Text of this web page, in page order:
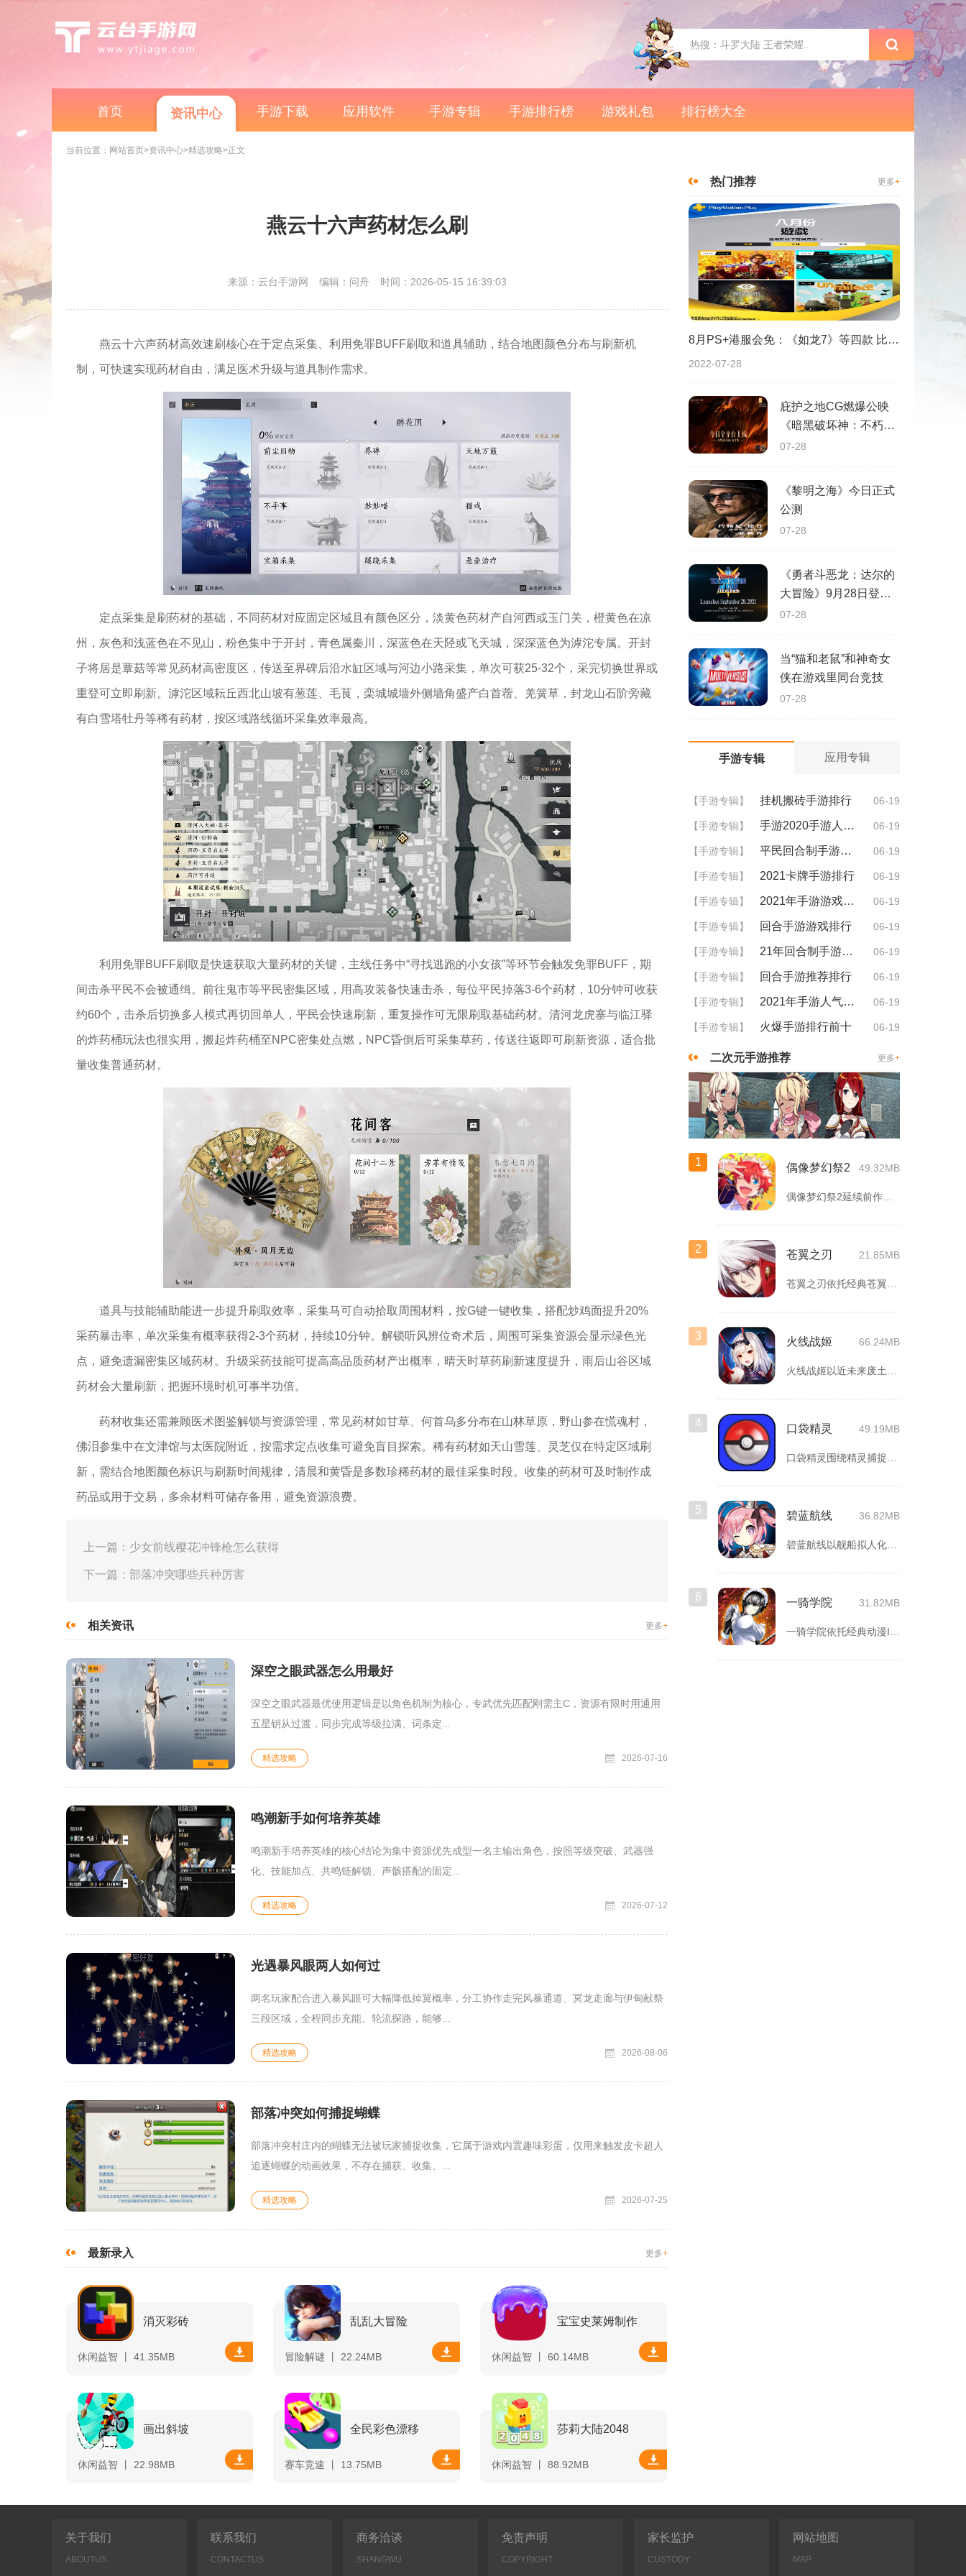
首页 资讯中心 手游下载 应用软件 手游专辑 手游排行榜 游戏礼包 排行榜大全
当前位置： 网站首页>资讯中心>精选攻略>正文
燕云十六声药材怎么刷
来源：云台手游网 编辑：问舟 时间：2026-05-15 16:39:03
燕云十六声药材高效速刷核心在于定点采集、利用免罪BUFF刷取和道具辅助，结合地图颜色分布与刷新机
制，可快速实现药材自由，满足医术升级与道具制作需求。
定点采集是刷药材的基础，不同药材对应固定区域且有颜色区分，淡黄色药材产自河西或玉门关，橙黄色在凉
州，灰色和浅蓝色在不见山，粉色集中于开封，青色属秦川，深蓝色在天陉或飞天城，深深蓝色为滹沱专属。开封
子将居是蕈菇等常见药材高密度区，传送至界碑后沿水缸区域与河边小路采集，单次可获25-32个，采完切换世界或
重登可立即刷新。滹沱区域耘丘西北山坡有葱莲、毛茛，栾城城墙外侧墙角盛产白首蓿、羌簧草，封龙山石阶旁藏
有白雪塔牡丹等稀有药材，按区域路线循环采集效率最高。
利用免罪BUFF刷取是快速获取大量药材的关键，主线任务中“寻找逃跑的小女孩”等环节会触发免罪BUFF，期
间击杀平民不会被通缉。前往鬼市等平民密集区域，用高攻装备快速击杀，每位平民掉落3-6个药材，10分钟可收获
约60个，击杀后切换多人模式再切回单人，平民会快速刷新，重复操作可无限刷取基础药材。清河龙虎寨与临江驿
的炸药桶玩法也很实用，搬起炸药桶至NPC密集处点燃，NPC昏倒后可采集草药，传送往返即可刷新资源，适合批
量收集普通药材。
道具与技能辅助能进一步提升刷取效率，采集马可自动拾取周围材料，按G键一键收集，搭配炒鸡面提升20%
采药暴击率，单次采集有概率获得2-3个药材，持续10分钟。解锁听风辨位奇术后，周围可采集资源会显示绿色光
点，避免遗漏密集区域药材。升级采药技能可提高高品质药材产出概率，晴天时草药刷新速度提升，雨后山谷区域
药材会大量刷新，把握环境时机可事半功倍。
药材收集还需兼顾医术图鉴解锁与资源管理，常见药材如甘草、何首乌多分布在山林草原，野山参在慌魂村，
佛泪参集中在文津馆与太医院附近，按需求定点收集可避免盲目探索。稀有药材如天山雪莲、灵芝仅在特定区域刷
新，需结合地图颜色标识与刷新时间规律，清晨和黄昏是多数珍稀药材的最佳采集时段。收集的药材可及时制作成
药品或用于交易，多余材料可储存备用，避免资源浪费。
上一篇：少女前线樱花冲锋枪怎么获得
下一篇：部落冲突哪些兵种厉害
相关资讯 更多+
深空之眼武器怎么用最好
深空之眼武器最优使用逻辑是以角色机制为核心，专武优先匹配刚需主C，资源有限时用通用
五星钥从过渡，同步完成等级拉满、词条定...
精选攻略 2026-07-16
鸣潮新手如何培养英雄
鸣潮新手培养英雄的核心结论为集中资源优先成型一名主输出角色，按照等级突破、武器强
化、技能加点、共鸣链解锁、声骸搭配的固定...
精选攻略 2026-07-12
光遇暴风眼两人如何过
两名玩家配合进入暴风眼可大幅降低掉翼概率，分工协作走完风暴通道、冥龙走廊与伊甸献祭
三段区域，全程同步充能、轮流探路，能够...
精选攻略 2026-08-06
部落冲突如何捕捉蝴蝶
部落冲突村庄内的蝴蝶无法被玩家捕捉收集，它属于游戏内置趣味彩蛋，仅用来触发皮卡超人
追逐蝴蝶的动画效果，不存在捕获、收集、...
精选攻略 2026-07-25
最新录入 更多+
消灭彩砖
休闲益智 丨 41.35MB
乱乱大冒险
冒险解谜 丨 22.24MB
宝宝史莱姆制作
休闲益智 丨 60.14MB
画出斜坡
休闲益智 丨 22.98MB
全民彩色漂移
赛车竞速 丨 13.75MB
莎莉大陆2048
休闲益智 丨 88.92MB
热门推荐 更多+
8月PS+港服会免：《如龙7》等四款 比欧美服多一款
2022-07-28
庇护之地CG燃爆公映
《暗黑破坏神：不朽》
今日全平台上线
07-28
《黎明之海》今日正式
公测
07-28
《勇者斗恶龙：达尔的
大冒险》9月28日登陆
苹果谷歌应用商店
07-28
当“猫和老鼠”和神奇女
侠在游戏里同台竞技
07-28
手游专辑 应用专辑
【手游专辑】 挂机搬砖手游排行 06-19
【手游专辑】 手游2020手游人气排行 06-19
【手游专辑】 平民回合制手游排行 06-19
【手游专辑】 2021卡牌手游排行 06-19
【手游专辑】 2021年手游游戏排行 06-19
【手游专辑】 回合手游游戏排行 06-19
【手游专辑】 21年回合制手游排行 06-19
【手游专辑】 回合手游推荐排行 06-19
【手游专辑】 2021年手游人气排行 06-19
【手游专辑】 火爆手游排行前十 06-19
二次元手游推荐 更多+
1 偶像梦幻祭2 49.32MB
2 苍翼之刃 21.85MB
3 火线战姬 66.24MB
4 口袋精灵 49.19MB
5 碧蓝航线 36.82MB
6 一骑学院 31.82MB
关于我们
ABOUTUS
联系我们
CONTACTUS
商务洽谈
SHANGWU
免责声明
COPYRIGHT
家长监护
CUSTODY
网站地图
MAP